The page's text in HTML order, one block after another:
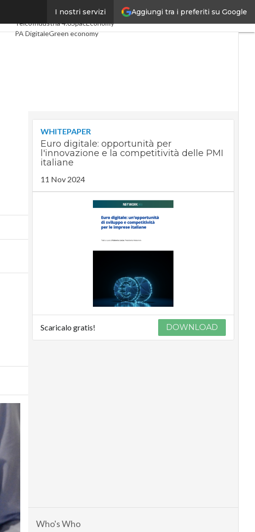
Aggiungi tra i preferiti su Google
I nostri servizi
Digital Economy
TelcoIndustria 4.0SpacEconomy
PA DigitaleGreen economy
WHITEPAPER
Euro digitale: opportunità per
l'innovazione e la competitività delle PMI
italiane
11 Nov 2024
Scaricalo gratis! DOWNLOAD
Who's Who